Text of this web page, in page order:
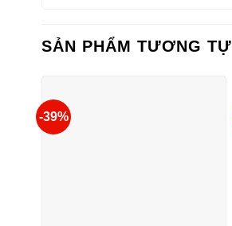
SẢN PHẨM TƯƠNG TỰ
-39%